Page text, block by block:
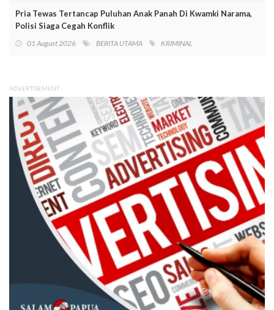
Pria Tewas Tertancap Puluhan Anak Panah Di Kwamki Narama,
Polisi Siaga Cegah Konflik
01 August 2026 BERITA UTAMA KRIMINAL
ADVERTISEMENT